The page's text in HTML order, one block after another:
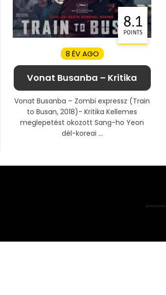
8.1
POINTS
8 ÉV AGO
Vonat Busanba – Kritika
Vonat Busanba – Zombi expressz (Train
to Busan, 2018)- Kritika Kellemes
meglepetést okozott Sang-ho Yeon
dél-koreai ...